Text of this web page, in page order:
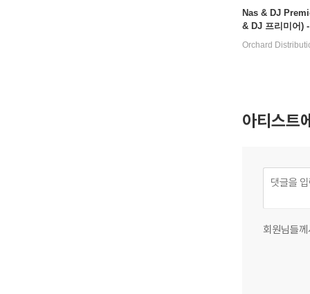
Nas & DJ
& DJ 프리미어)
Years [카세트테
Orchard
아티스트
회원님들